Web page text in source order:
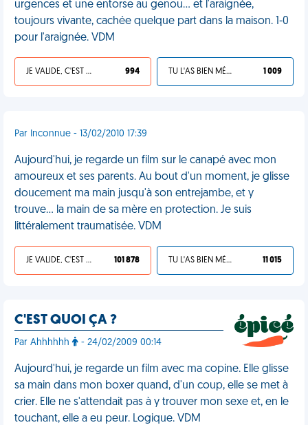
urgences et une entorse au genou… et l'araignée,
toujours vivante, cachée quelque part dans la maison. 1-0
pour l'araignée. VDM
JE VALIDE, C'EST UNE VDM 994 TU L'AS BIEN MÉRITÉ 1 009
Par Inconnue - 13/02/2010 17:39
Aujourd'hui, je regarde un film sur le canapé avec mon
amoureux et ses parents. Au bout d'un moment, je glisse
doucement ma main jusqu'à son entrejambe, et y
trouve... la main de sa mère en protection. Je suis
littéralement traumatisée. VDM
JE VALIDE, C'EST UNE VDM 101 878 TU L'AS BIEN MÉRITÉ 11 015
C'EST QUOI ÇA ?
Par Ahhhhhh - 24/02/2009 00:14
Aujourd'hui, je regarde un film avec ma copine. Elle glisse
sa main dans mon boxer quand, d'un coup, elle se met à
crier. Elle ne s'attendait pas à y trouver mon sexe et, en le
touchant, elle a eu peur. Logique. VDM